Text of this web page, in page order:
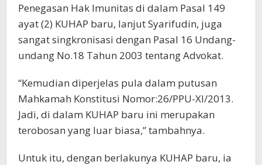
Penegasan Hak Imunitas di dalam Pasal 149
ayat (2) KUHAP baru, lanjut Syarifudin, juga
sangat singkronisasi dengan Pasal 16 Undang-
undang No.18 Tahun 2003 tentang Advokat.
“Kemudian diperjelas pula dalam putusan
Mahkamah Konstitusi Nomor:26/PPU-XI/2013.
Jadi, di dalam KUHAP baru ini merupakan
terobosan yang luar biasa,” tambahnya.
Untuk itu, dengan berlakunya KUHAP baru, ia